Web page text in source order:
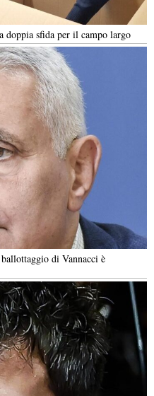
doppia sfida per il campo largo
di Vannacci è